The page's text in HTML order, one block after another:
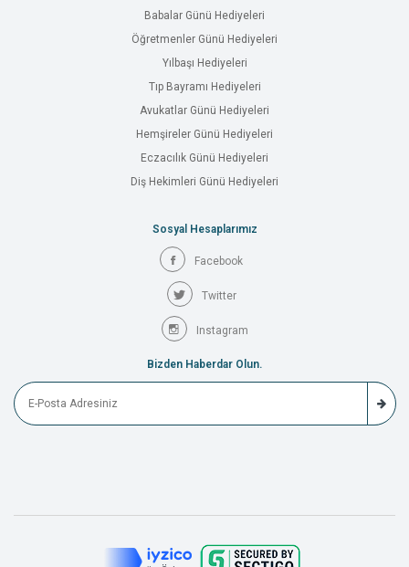
Babalar Günü Hediyeleri
Öğretmenler Günü Hediyeleri
Yılbaşı Hediyeleri
Tıp Bayramı Hediyeleri
Avukatlar Günü Hediyeleri
Hemşireler Günü Hediyeleri
Eczacılık Günü Hediyeleri
Diş Hekimleri Günü Hediyeleri
Sosyal Hesaplarımız
Facebook
Twitter
Instagram
Bizden Haberdar Olun.